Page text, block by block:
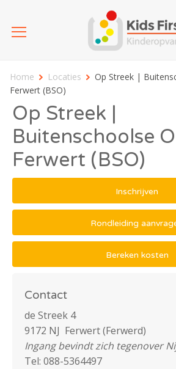
Home Locaties
Op Streek |
Ferwert (BSO)
Op Streek |
Buitenschoolse
Ferwert (BSO)
Inschrijven
Rondleiding
Bereken kosten
Contact
de Streek 4
9172 NJ Ferwert (Ferwerd)
Ingang bevindt zich tegenover
Tel: 088-5364497